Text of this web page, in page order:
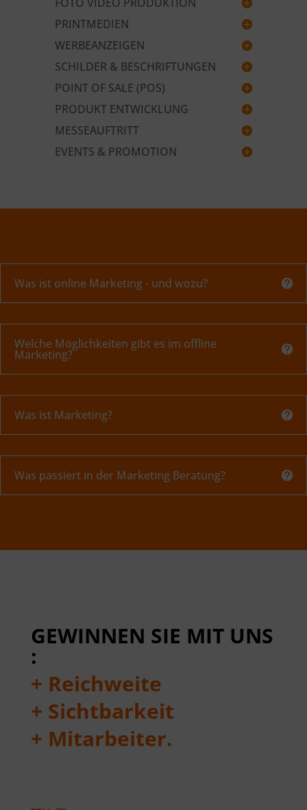
PRINTMEDIEN
WERBEANZEIGEN
SCHILDER & BESCHRIFTUNGEN
POINT OF SALE (POS)
PRODUKT ENTWICKLUNG
MESSEAUFTRITT
EVENTS & PROMOTION
Was ist online Marketing - und wozu?
Welche Möglichkeiten gibt es im offline
Marketing?
Was ist Marketing?
Was passiert in der Marketing Beratung?
GEWINNEN SIE MIT UNS
:
+ Reichweite
+ Sichtbarkeit
+ Mitarbeiter.